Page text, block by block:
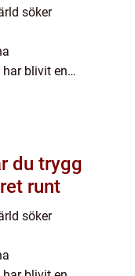
söker
blivit en
runt
söker